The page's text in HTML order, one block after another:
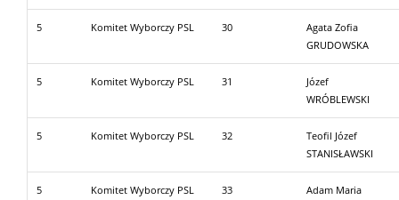
5 Komitet Wyborczy PSL 30
Agata Zofia
GRUDOWSKA
5 Komitet Wyborczy PSL 31
Józef
WRÓBLEWSKI
5 Komitet Wyborczy PSL 32
Teofil Józef
STANISŁAWSKI
5 Komitet Wyborczy PSL 33
Adam Maria